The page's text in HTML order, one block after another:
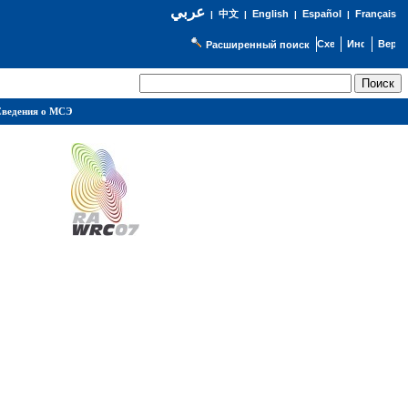
عربي| 中文| English | Español | Français
Расширенный поиск
о МСЭ